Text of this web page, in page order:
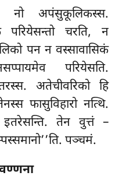
नो अपंसुकूलिकस्स.
परियेसन्तो चरति, न
पन न वस्सावासिकं
परियेसति.
अतेचीवरिको हि
फासुविहारो नत्थि.
इतरेसन्ति. तेन वुत्तं –
पञ्चमं.